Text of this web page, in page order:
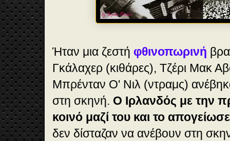
Ήταν μια ζεστή φθινοπωρινή
Γκάλαχερ (κιθάρες), Τζέρι Μακ
Μπρένταν Ο' Νιλ (ντραμς)
στη σκηνή. Ο Ιρλανδός με την
κοινό μαζί του και το απογείωσε
δεν δίσταζαν να ανέβουν στη